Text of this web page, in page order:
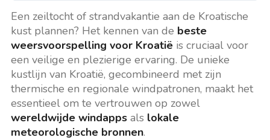
Een zeiltocht of strandvakantie aan de Kroatische
kust plannen? Het kennen van de beste
weersvoorspelling voor Kroatiëis cruciaal voor
een veilige en plezierige ervaring. De unieke
kustlijn van Kroatië, gecombineerd met zijn
thermische en regionale windpatronen, maakt het
essentieel om te vertrouwen op zowel
wereldwijde windappsals lokale
meteorologische bronnen.